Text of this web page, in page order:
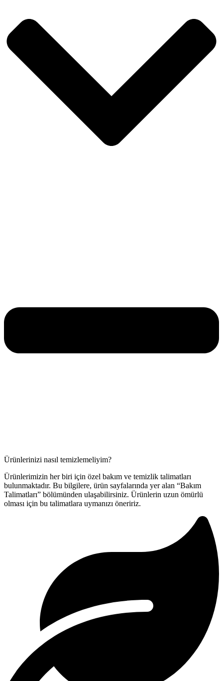
Ürünlerinizi nasıl temizlemeliyim?
Ürünlerimizin her biri için özel bakım ve temizlik talimatları
bulunmaktadır. Bu bilgilere, ürün sayfalarında yer alan “Bakım
Talimatları” bölümünden ulaşabilirsiniz. Ürünlerin uzun ömürlü
olması için bu talimatlara uymanızı öneririz.